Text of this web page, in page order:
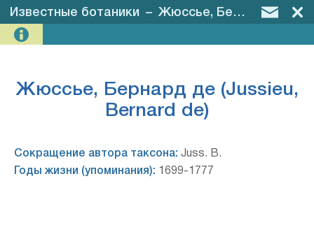
Известные ботаники – Жюссье, Бернард де (Jussieu, Bernard de)
Жюссье, Бернард де (Jussieu,
Bernard de)
Сокращение автора таксона: Juss. B.
Годы жизни (упоминания): 1699-1777